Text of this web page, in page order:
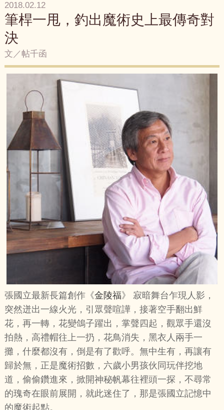
2018.02.12
筆桿一甩，釣出魔術史上最傳奇對
決
文／帖千函
張國立最新長篇創作《金陵福》 寂暗舞台乍現人影，
突然迸出一線火光，引眾聲喧譁，接著空手翻出鮮
花，再一轉，花變鴿子躍出，掌聲四起，觀眾手還沒
拍熱，高禮帽往上一扔，花鳥消失，黑衣人兩手一
攤，什麼都沒有，倒是有了歡呼。無中生有，再讓有
歸於無，正是魔術招數，六歲小男孩伙同玩伴挖地
道，偷偷鑽進來，掀開神秘帆幕往裡頭一探，不尋常
的瑰奇在眼前展開，就此迷住了，那是張國立記憶中
的魔術起點。